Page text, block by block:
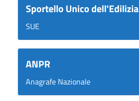
Sportello Unico dell'Edilizia
SUE
ANPR
Anagrafe Nazionale